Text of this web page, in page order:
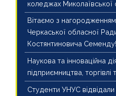
коледжах Миколаївської
Вітаємо з
Черкаської обласної
Костянтиновича Семенду!
Наукова та інноваційна
підприємництва, торгівлі
Студенти УНУС